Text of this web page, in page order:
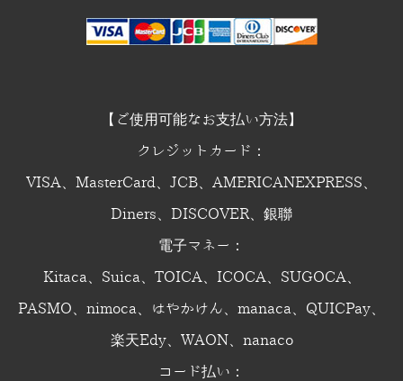
【ご使用可能なお支払い方法】
クレジットカード：
VISA、MasterCard、JCB、AMERICANEXPRESS、
Diners、DISCOVER、銀聯
電子マネー：
Kitaca、Suica、TOICA、ICOCA、SUGOCA、
PASMO、nimoca、はやかけん、manaca、QUICPay、
楽天Edy、WAON、nanaco
コード払い：